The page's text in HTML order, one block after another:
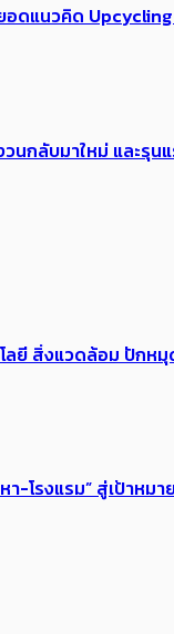
อดแนวคิด
นกลับมาใหม่ และ
ลยี สิ่งแวดล้อม ปัก
-โรงแรม” สู่เป้าห